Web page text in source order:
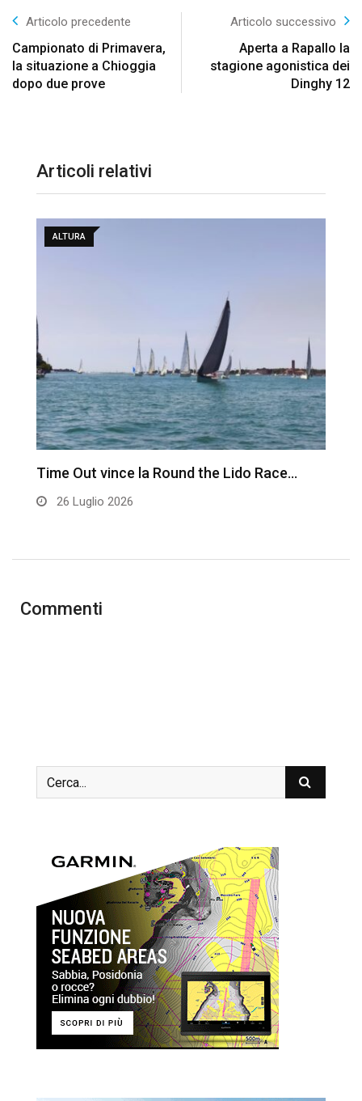
Articolo precedente
Campionato di Primavera,
la situazione a Chioggia
dopo due prove
Articolo successivo
Aperta a Rapallo la
stagione agonistica dei
Dinghy 12
Articoli relativi
ALTURA
Time Out vince la Round the Lido Race…
26 Luglio 2026
Commenti